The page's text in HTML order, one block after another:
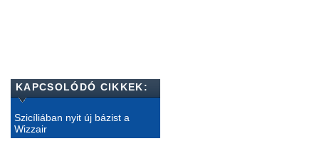
KAPCSOLÓDÓ CIKKEK:
Szicíliában nyit új bázist a
Wizzair